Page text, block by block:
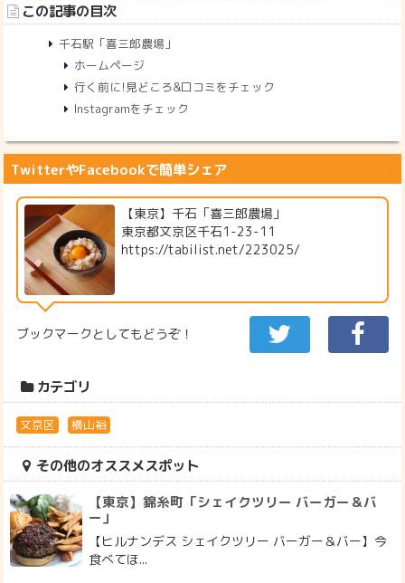
この記事の目次
千石駅「喜三郎農場」
ホームページ
行く前に!見どころ&口コミをチェック
Instagramをチェック
TwitterやFacebookで簡単シェア
【東京】千石「喜三郎農場」
東京都文京区千石1-23-11
https://tabilist.net/223025/
ブックマークとしてもどうぞ！
カテゴリ
文京区 横山裕
その他のオススメスポット
【東京】錦糸町「シェイクツリー バーガー＆バ
ー」
【ヒルナンデス シェイクツリー バーガー＆バー】今
食べてほ...